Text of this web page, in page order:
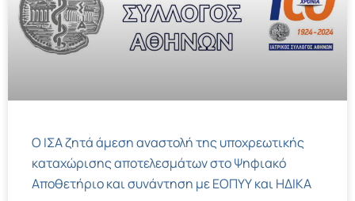
Ο ΙΣΑ ζητά άμεση αναστολή της υποχρεωτικής
καταχώρισης αποτελεσμάτων στο Ψηφιακό
Αποθετήριο και συνάντηση με ΕΟΠΥΥ και ΗΔΙΚΑ